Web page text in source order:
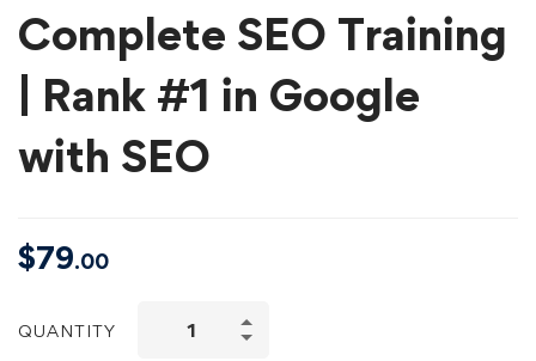
Complete SEO Training
| Rank #1 in Google
with SEO
$79.00
QUANTITY